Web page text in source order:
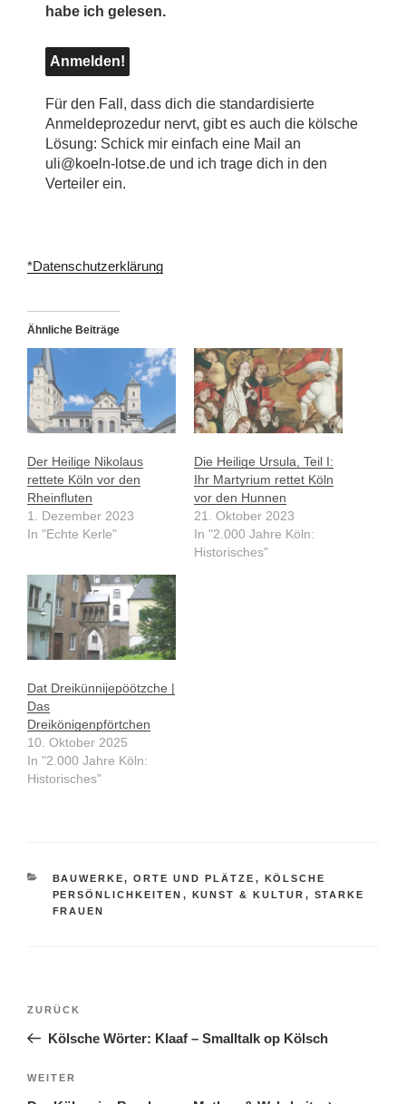
habe ich gelesen.
Für den Fall, dass dich die standardisierte
Anmeldeprozedur nervt, gibt es auch die kölsche
Lösung: Schick mir einfach eine Mail an
uli@koeln-lotse.de und ich trage dich in den
Verteiler ein.
*Datenschutzerklärung
Ähnliche Beiträge
Der Heilige Nikolaus
rettete Köln vor den
Rheinfluten
1. Dezember 2023
In "Echte Kerle"
Die Heilige Ursula, Teil I:
Ihr Martyrium rettet Köln
vor den Hunnen
21. Oktober 2023
In "2.000 Jahre Köln:
Historisches"
Dat Dreikünnijepöötzche |
Das
Dreikönigenpförtchen
10. Oktober 2025
In "2.000 Jahre Köln:
Historisches"
KATEGORIEN
BAUWERKE, ORTE UND PLÄTZE , KÖLSCHE
PERSÖNLICHKEITEN , KUNST & KULTUR , STARKE
FRAUEN
Beitragsnavigation
Vorheriger
Beitrag
ZURÜCK
Kölsche Wörter: Klaaf – Smalltalk op Kölsch
Nächster
WEITER